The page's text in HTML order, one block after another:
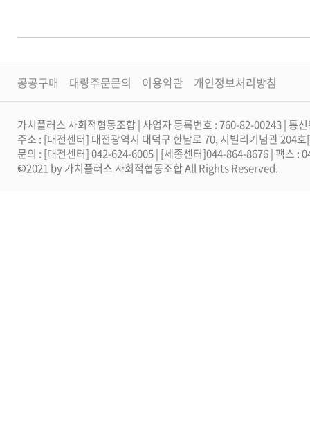
공공구매 대량주문문의 이용약관 개인정보처리방침
가치플러스 사회적협동조합 | 사업자 등록번호 : 760-82-00243 | 통
주소 : [대전센터] 대전광역시 대덕구 한남로 70, 시빌리기념관 204
문의 : [대전센터] 042-624-6005 | [세종센터]044-864-8676 | 팩스 :
©2021 by 가치플러스 사회적협동조합 All Rights Reserved.